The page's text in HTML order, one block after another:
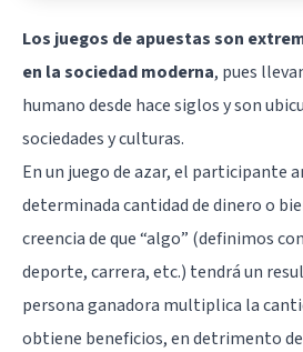
Los juegos de apuestas son
en la sociedad moderna, pues
humano desde hace siglos y son
sociedades y culturas.
En un juego de azar, el participante
determinada cantidad de dinero o
creencia de que “algo” (definimos
deporte, carrera, etc.) tendrá un
persona ganadora multiplica la
obtiene beneficios, en detrimento